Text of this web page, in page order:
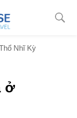
Nhĩ Kỳ
ở